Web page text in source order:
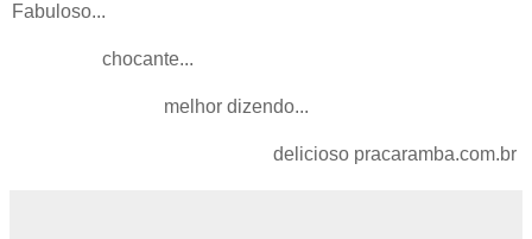
Fabuloso...
chocante...
melhor dizendo...
delicioso pracaramba.com.br